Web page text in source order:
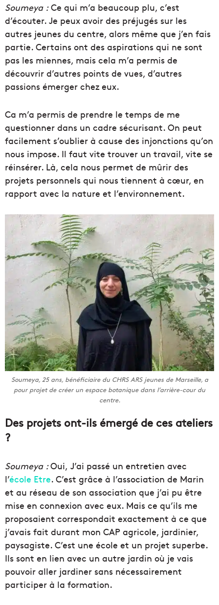
Soumeya :Ce qui m’a beaucoup plu, c’est
d’écouter. Je peux avoir des préjugés sur les
autres jeunes du centre, alors même que j’en fais
partie. Certains ont des aspirations qui ne sont
pas les miennes, mais cela m’a permis de
découvrir d’autres points de vues, d’autres
passions émerger chez eux.
Ca m’a permis de prendre le temps de me
questionner dans un cadre sécurisant. On peut
facilement s’oublier à cause des injonctions qu’on
nous impose. Il faut vite trouver un travail, vite se
réinsérer. Là, cela nous permet de mûrir des
projets personnels qui nous tiennent à cœur, en
rapport avec la nature et l’environnement.
Soumeya, 25 ans, bénéficiaire du CHRS ARS jeunes de Marseille, a
pour projet de créer un espace botanique dans l’arrière-cour du
centre.
Des projets ont-ils émergé de ces ateliers
?
Soumeya :Oui, J’ai passé un entretien avec
l’école Etre. C’est grâce à l’association de Marin
et au réseau de son association que j’ai pu être
mise en connexion avec eux. Mais ce qu’ils me
proposaient correspondait exactement à ce que
j’avais fait durant mon CAP agricole, jardinier,
paysagiste. C’est une école et un projet superbe.
Ils sont en lien avec un autre jardin où je vais
pouvoir aller jardiner sans nécessairement
participer à la formation.